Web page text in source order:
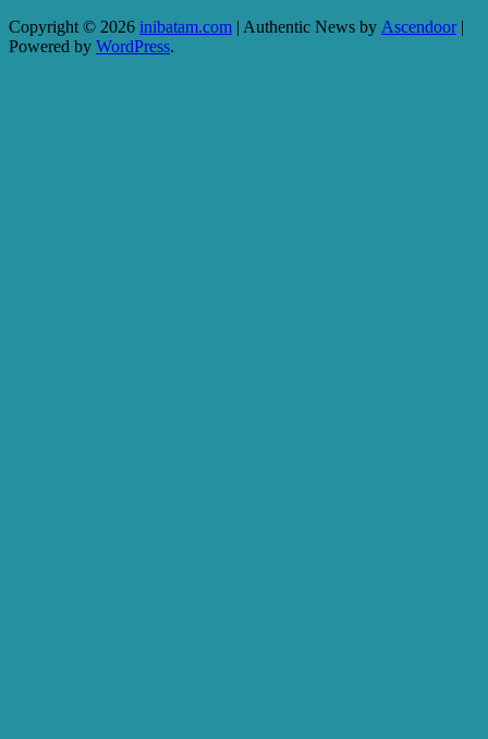
Copyright © 2026 inibatam.com | Authentic News by Ascendoor|
Powered by WordPress.